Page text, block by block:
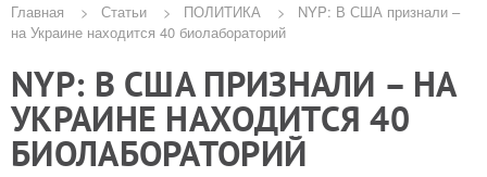
Строка
навигации
Главная Статьи ПОЛИТИКА
NYP: В США признали –
на Украине находится 40 биолабораторий
NYP: В США ПРИЗНАЛИ – НА
УКРАИНЕ НАХОДИТСЯ 40
БИОЛАБОРАТОРИЙ